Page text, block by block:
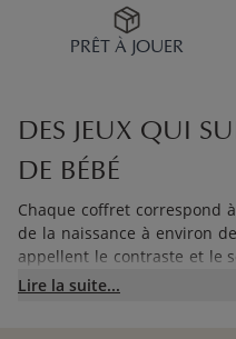
PRÊT À JOUER
DES JEUX QUI
DE BÉBÉ
Chaque coffret correspond
de la naissance à environ
appellent le contraste et le
puis l'empilage et la
Lire la suite...